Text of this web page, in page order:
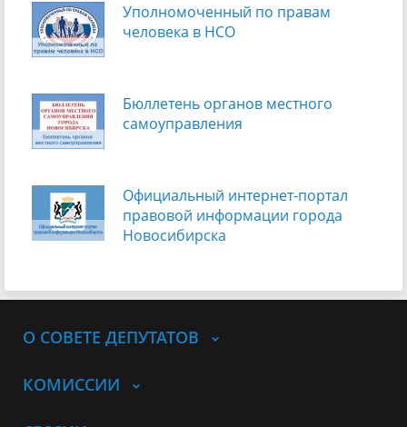
Уполномоченный по правам
человека в НСО
Бюллетень органов местного
самоуправления
Официальный интернет-портал
правовой информации города
Новосибирска
О СОВЕТЕ ДЕПУТАТОВ
КОМИССИИ